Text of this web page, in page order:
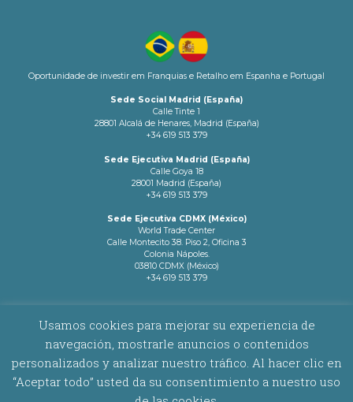
Oportunidade de investir em Franquias e Retalho em Espanha e Portugal
Sede Social Madrid (España)
Calle Tinte 1
28801 Alcalá de Henares, Madrid (España)
+34 619 513 379
Sede Ejecutiva Madrid (España)
Calle Goya 18
28001 Madrid (España)
+34 619 513 379
Sede Ejecutiva CDMX (México)
World Trade Center
Calle Montecito 38. Piso 2, Oficina 3
Colonia Nápoles.
03810 CDMX (México)
+34 619 513 379
Copyright © 2026 Latam Networks. Todos los derechos reservados.
Usamos cookies para mejorar su experiencia de
navegación, mostrarle anuncios o contenidos
personalizados y analizar nuestro tráfico. Al hacer clic en
“Aceptar todo” usted da su consentimiento a nuestro uso